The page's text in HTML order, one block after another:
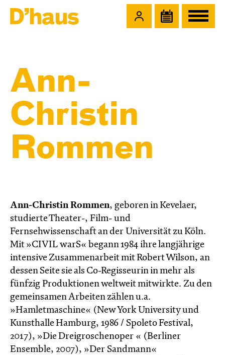
Ann-
Christin
Rommen
Ann-Christin Rommen, geboren in Kevelaer,
studierte Theater-, Film- und
Fernsehwissenschaft an der Universität zu Köln.
Mit »CIVIL warS« begann 1984 ihre langjährige
intensive Zusammenarbeit mit Robert Wilson, an
dessen Seite sie als Co-Regisseurin in mehr als
fünfzig Produktionen weltweit mitwirkte. Zu den
gemeinsamen Arbeiten zählen u.a.
»Hamletmaschine« (New York University und
Kunsthalle Hamburg, 1986 / Spoleto Festival,
2017), »Die Dreigroschenoper « (Berliner
Ensemble, 2007), »Der Sandmann«